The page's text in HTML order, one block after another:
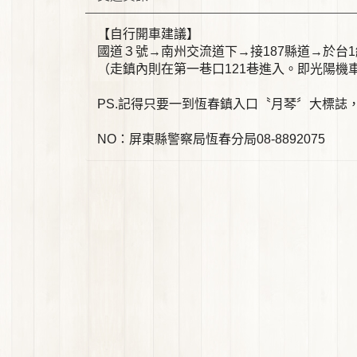
【自行開車建議】
國道３號→南州交流道下→接187縣道→於台
（走鎮內則在第一巷口121巷進入。即光陽機
PS.記得只要一到恆春鎮入口〝月琴〞大標誌
NO：屏東縣警察局恆春分局08-8892075